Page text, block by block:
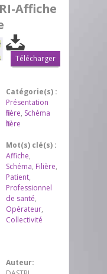
Affiche
Télécharger
Catégorie(s) :
Présentation
filière, Schéma
filière
Mot(s) clé(s) :
Affiche,
Schéma, Filière,
Patient,
Professionnel
de santé,
Opérateur,
Collectivité
Auteur: